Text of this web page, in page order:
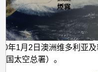
年1月2日澳洲维多利亚
国太空总署）。